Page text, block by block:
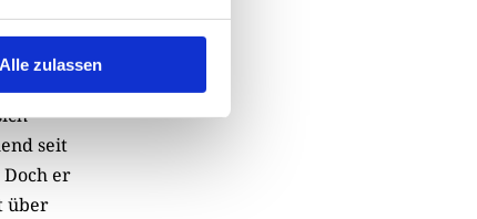
Alle zulassen
so
seit
er
über